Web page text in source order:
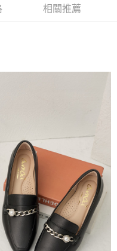
關係目的，商店將以您的個人
哥大進項蒐集、處理及利用，
帳頁面顯示為準，若有關於
並將交易相關給付款項請求債
之損失，本公司不負相關責
帳號之用戶狀況，依本公司即
之情形，本公司將視審查結果
冊。若發現惡意使用之情形，
用額度並採取法律行動。
相關推薦